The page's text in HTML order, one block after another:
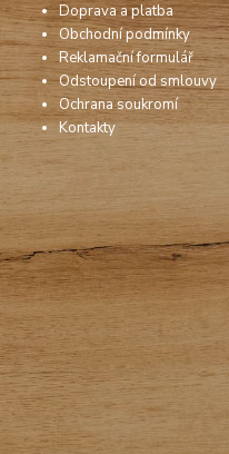
Doprava a platba
Obchodní podmínky
Reklamační formulář
Odstoupení od smlouvy
Ochrana soukromí
Kontakty